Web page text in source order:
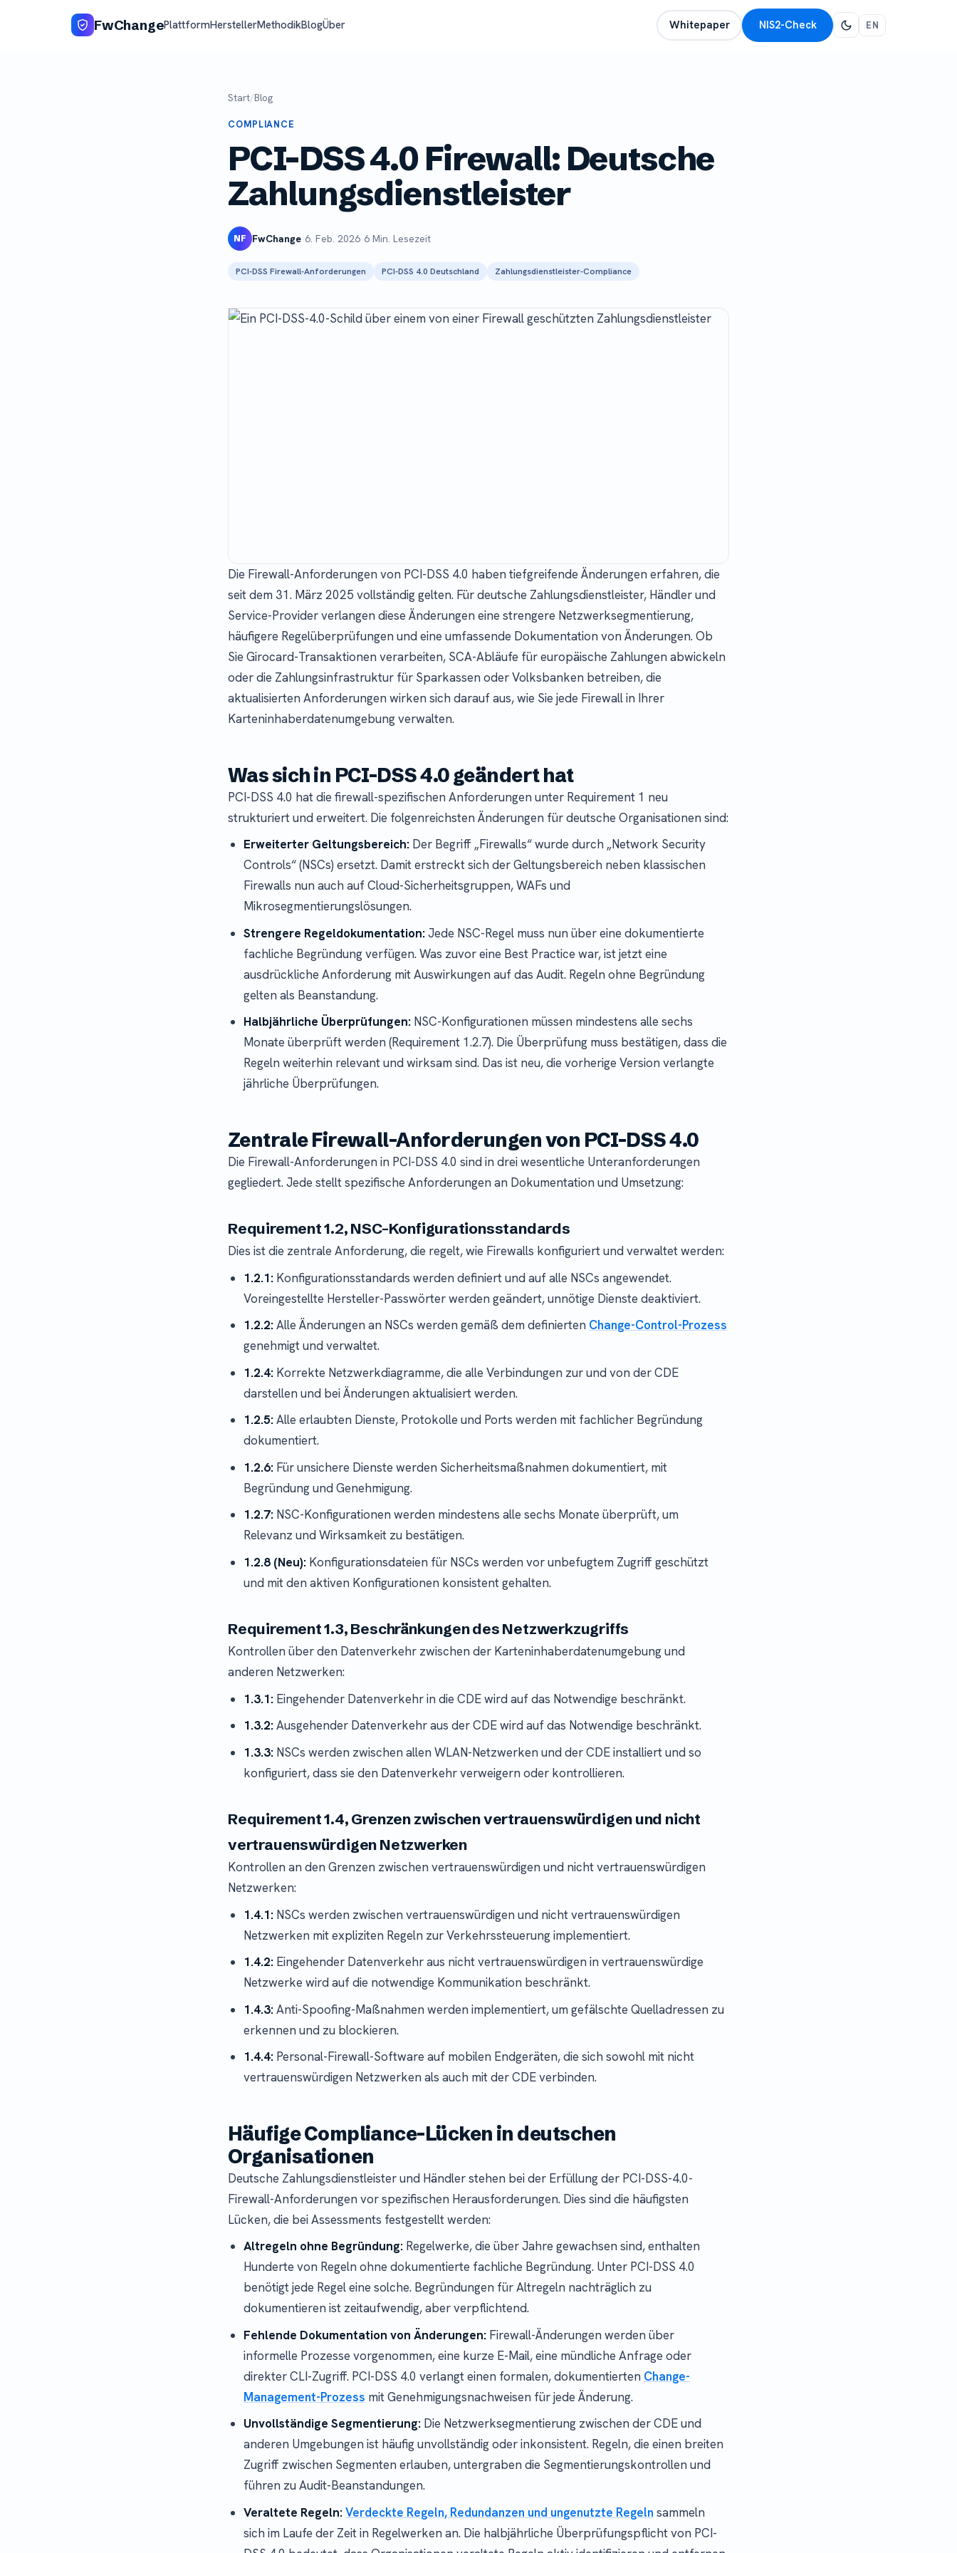
FwChangePlattformHerstellerMethodikBlogÜber Whitepaper NIS2-Check EN
Start/Blog
COMPLIANCE
PCI-DSS 4.0 Firewall: Deutsche
Zahlungsdienstleister
NF FwChange·6. Feb. 2026·6 Min. Lesezeit
PCI-DSS Firewall-Anforderungen PCI-DSS 4.0 Deutschland Zahlungsdienstleister-Compliance
Die Firewall-Anforderungen von PCI-DSS 4.0 haben tiefgreifende Änderungen erfahren, die
seit dem 31. März 2025 vollständig gelten. Für deutsche Zahlungsdienstleister, Händler und
Service-Provider verlangen diese Änderungen eine strengere Netzwerksegmentierung,
häufigere Regelüberprüfungen und eine umfassende Dokumentation von Änderungen. Ob
Sie Girocard-Transaktionen verarbeiten, SCA-Abläufe für europäische Zahlungen abwickeln
oder die Zahlungsinfrastruktur für Sparkassen oder Volksbanken betreiben, die
aktualisierten Anforderungen wirken sich darauf aus, wie Sie jede Firewall in Ihrer
Karteninhaberdatenumgebung verwalten.
Was sich in PCI-DSS 4.0 geändert hat
PCI-DSS 4.0 hat die firewall-spezifischen Anforderungen unter Requirement 1 neu
strukturiert und erweitert. Die folgenreichsten Änderungen für deutsche Organisationen sind:
Erweiterter Geltungsbereich: Der Begriff „Firewalls“ wurde durch „Network Security
Controls“ (NSCs) ersetzt. Damit erstreckt sich der Geltungsbereich neben klassischen
Firewalls nun auch auf Cloud-Sicherheitsgruppen, WAFs und
Mikrosegmentierungslösungen.
Strengere Regeldokumentation:Jede NSC-Regel muss nun über eine dokumentierte
fachliche Begründung verfügen. Was zuvor eine Best Practice war, ist jetzt eine
ausdrückliche Anforderung mit Auswirkungen auf das Audit. Regeln ohne Begründung
gelten als Beanstandung.
Halbjährliche Überprüfungen: NSC-Konfigurationen müssen mindestens alle sechs
Monate überprüft werden (Requirement 1.2.7). Die Überprüfung muss bestätigen, dass die
Regeln weiterhin relevant und wirksam sind. Das ist neu, die vorherige Version verlangte
jährliche Überprüfungen.
Zentrale Firewall-Anforderungen von PCI-DSS 4.0
Die Firewall-Anforderungen in PCI-DSS 4.0 sind in drei wesentliche Unteranforderungen
gegliedert. Jede stellt spezifische Anforderungen an Dokumentation und Umsetzung:
Requirement 1.2, NSC-Konfigurationsstandards
Dies ist die zentrale Anforderung, die regelt, wie Firewalls konfiguriert und verwaltet werden:
1.2.1: Konfigurationsstandards werden definiert und auf alle NSCs angewendet.
Voreingestellte Hersteller-Passwörter werden geändert, unnötige Dienste deaktiviert.
1.2.2:Alle Änderungen an NSCs werden gemäß dem definierten Change-Control-Prozess
genehmigt und verwaltet.
1.2.4: Korrekte Netzwerkdiagramme, die alle Verbindungen zur und von der CDE
darstellen und bei Änderungen aktualisiert werden.
1.2.5:Alle erlaubten Dienste, Protokolle und Ports werden mit fachlicher Begründung
dokumentiert.
1.2.6: Für unsichere Dienste werden Sicherheitsmaßnahmen dokumentiert, mit
Begründung und Genehmigung.
1.2.7: NSC-Konfigurationen werden mindestens alle sechs Monate überprüft, um
Relevanz und Wirksamkeit zu bestätigen.
1.2.8 (Neu): Konfigurationsdateien für NSCs werden vor unbefugtem Zugriff geschützt
und mit den aktiven Konfigurationen konsistent gehalten.
Requirement 1.3, Beschränkungen des Netzwerkzugriffs
Kontrollen über den Datenverkehr zwischen der Karteninhaberdatenumgebung und
anderen Netzwerken:
1.3.1: Eingehender Datenverkehr in die CDE wird auf das Notwendige beschränkt.
1.3.2:Ausgehender Datenverkehr aus der CDE wird auf das Notwendige beschränkt.
1.3.3: NSCs werden zwischen allen WLAN-Netzwerken und der CDE installiert und so
konfiguriert, dass sie den Datenverkehr verweigern oder kontrollieren.
Requirement 1.4, Grenzen zwischen vertrauenswürdigen und nicht
vertrauenswürdigen Netzwerken
Kontrollen an den Grenzen zwischen vertrauenswürdigen und nicht vertrauenswürdigen
Netzwerken:
1.4.1: NSCs werden zwischen vertrauenswürdigen und nicht vertrauenswürdigen
Netzwerken mit expliziten Regeln zur Verkehrssteuerung implementiert.
1.4.2: Eingehender Datenverkehr aus nicht vertrauenswürdigen in vertrauenswürdige
Netzwerke wird auf die notwendige Kommunikation beschränkt.
1.4.3:Anti-Spoofing-Maßnahmen werden implementiert, um gefälschte Quelladressen zu
erkennen und zu blockieren.
1.4.4: Personal-Firewall-Software auf mobilen Endgeräten, die sich sowohl mit nicht
vertrauenswürdigen Netzwerken als auch mit der CDE verbinden.
Häufige Compliance-Lücken in deutschen
Organisationen
Deutsche Zahlungsdienstleister und Händler stehen bei der Erfüllung der PCI-DSS-4.0-
Firewall-Anforderungen vor spezifischen Herausforderungen. Dies sind die häufigsten
Lücken, die bei Assessments festgestellt werden:
Altregeln ohne Begründung: Regelwerke, die über Jahre gewachsen sind, enthalten
Hunderte von Regeln ohne dokumentierte fachliche Begründung. Unter PCI-DSS 4.0
benötigt jede Regel eine solche. Begründungen für Altregeln nachträglich zu
dokumentieren ist zeitaufwendig, aber verpflichtend.
Fehlende Dokumentation von Änderungen: Firewall-Änderungen werden über
informelle Prozesse vorgenommen, eine kurze E-Mail, eine mündliche Anfrage oder
direkter CLI-Zugriff. PCI-DSS 4.0 verlangt einen formalen, dokumentierten Change-
Management-Prozess mit Genehmigungsnachweisen für jede Änderung.
Unvollständige Segmentierung: Die Netzwerksegmentierung zwischen der CDE und
anderen Umgebungen ist häufig unvollständig oder inkonsistent. Regeln, die einen breiten
Zugriff zwischen Segmenten erlauben, untergraben die Segmentierungskontrollen und
führen zu Audit-Beanstandungen.
Veraltete Regeln:Verdeckte Regeln, Redundanzen und ungenutzte Regeln sammeln
sich im Laufe der Zeit in Regelwerken an. Die halbjährliche Überprüfungspflicht von PCI-